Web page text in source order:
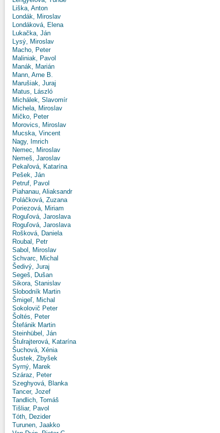
Liška, Anton
Londák, Miroslav
Londáková, Elena
Lukačka, Ján
Lysý, Miroslav
Macho, Peter
Maliniak, Pavol
Manák, Marián
Mann, Arne B.
Marušiak, Juraj
Matus, László
Michálek, Slavomír
Michela, Miroslav
Mičko, Peter
Morovics, Miroslav
Mucska, Vincent
Nagy, Imrich
Nemec, Miroslav
Nemeš, Jaroslav
Pekařová, Katarína
Pešek, Ján
Petruf, Pavol
Piahanau, Aliaksandr
Poláčková, Zuzana
Poriezová, Miriam
Roguľová, Jaroslava
Roguľová, Jaroslava
Rošková, Daniela
Roubal, Petr
Sabol, Miroslav
Schvarc, Michal
Šedivý, Juraj
Segeš, Dušan
Sikora, Stanislav
Slobodník Martin
Šmigeľ, Michal
Sokolovič Peter
Šoltés, Peter
Štefánik Martin
Steinhübel, Ján
Štulrajterová, Katarína
Šuchová, Xénia
Šustek, Zbyšek
Syrný, Marek
Száraz, Peter
Szeghyová, Blanka
Tancer, Jozef
Tandlich, Tomáš
Tišliar, Pavol
Tóth, Dezider
Turunen, Jaakko